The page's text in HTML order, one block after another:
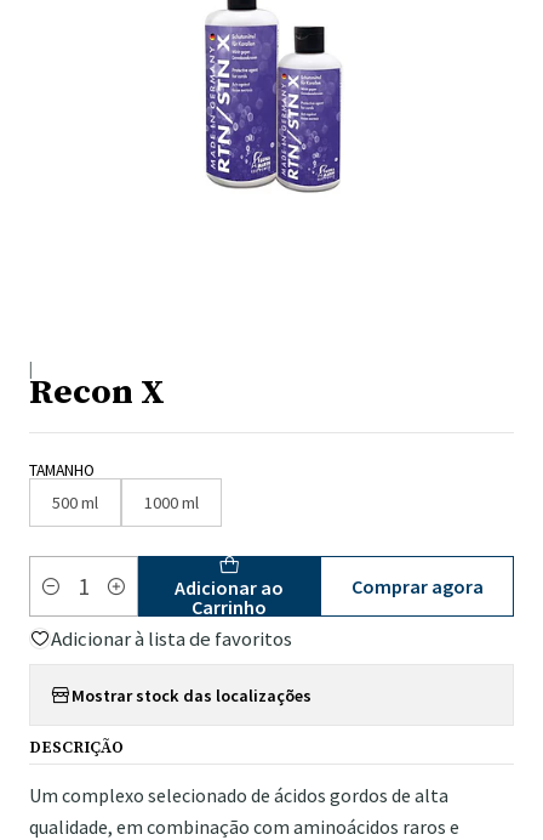
|
Recon X
TAMANHO
500 ml 1000 ml
Quantidade
Adicionar ao
Carrinho
Comprar agora
Adicionar à lista de favoritos
Mostrar stock das localizações
DESCRIÇÃO
Um complexo selecionado de ácidos gordos de alta
qualidade, em combinação com aminoácidos raros e